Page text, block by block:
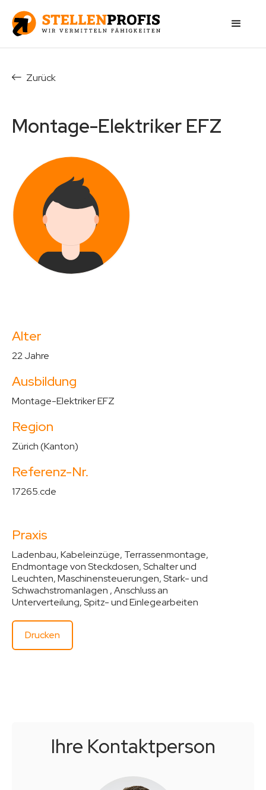
Zurück
Montage-Elektriker EFZ
Alter
22 Jahre
Ausbildung
Montage-Elektriker EFZ
Region
Zürich (Kanton)
Referenz-Nr.
17265.cde
Praxis
Ladenbau, Kabeleinzüge, Terrassenmontage,
Endmontage von Steckdosen, Schalter und
Leuchten, Maschinensteuerungen, Stark- und
Schwachstromanlagen , Anschluss an
Unterverteilung, Spitz- und Einlegearbeiten
Drucken
Ihre Kontakt­person